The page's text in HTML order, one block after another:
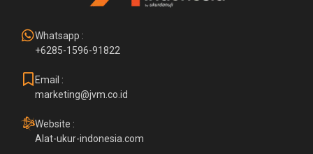
Whatsapp :
+6285-1596-91822
Email :
marketing@jvm.co.id
Website :
Alat-ukur-indonesia.com